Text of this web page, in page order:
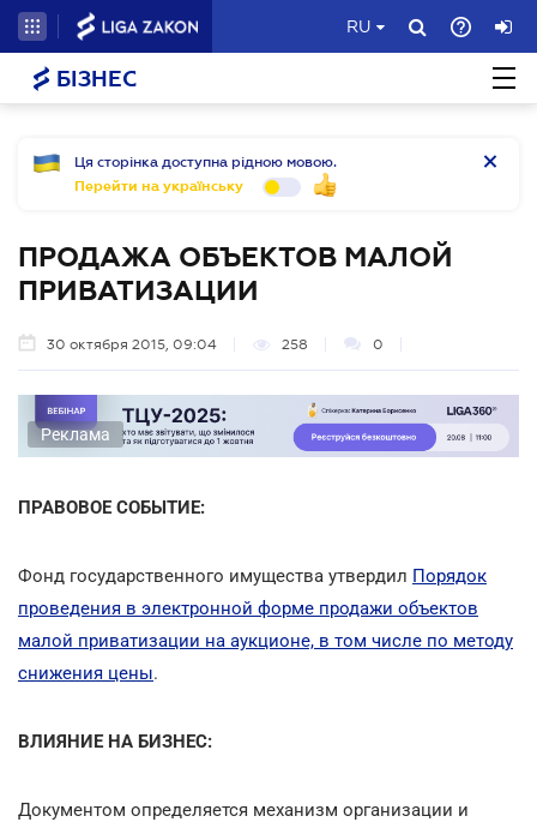
RU
БІЗНЕС
Ця сторінка доступна рідною мовою.
Перейти на українську
ПРОДАЖА ОБЪЕКТОВ МАЛОЙ
ПРИВАТИЗАЦИИ
30 октября 2015, 09:04 258 0
Реклама
ПРАВОВОЕ СОБЫТИЕ:
Фонд государственного имущества утвердил Порядок
проведения в электронной форме продажи объектов
малой приватизации на аукционе, в том числе по методу
снижения цены.
ВЛИЯНИЕ НА БИЗНЕС:
Документом определяется механизм организации и